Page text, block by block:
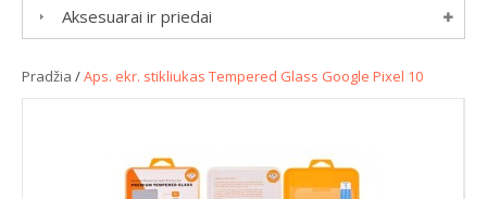
Aksesuarai ir priedai
Pradžia /Aps. ekr. stikliukas Tempered Glass Google Pixel 10